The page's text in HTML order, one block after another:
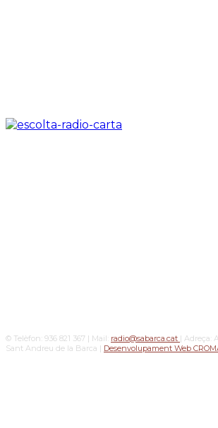
© Telèfon: 936 821 367 | Mail: radio@sabarca.cat | Adreça:
Sant Andreu de la Barca | Desenvolupament Web